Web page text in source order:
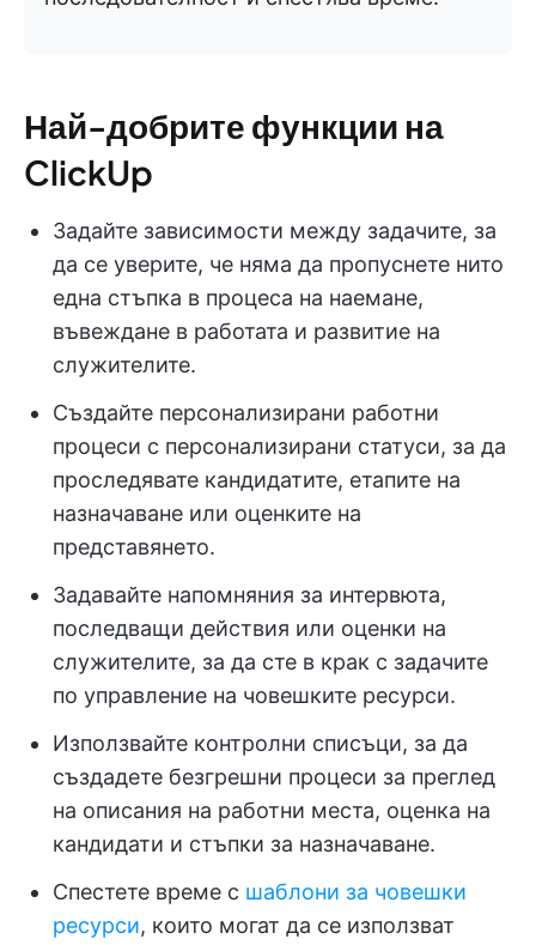
Най-добрите функции на
ClickUp
Задайте зависимости между задачите, за
да се уверите, че няма да пропуснете нито
една стъпка в процеса на наемане,
въвеждане в работата и развитие на
служителите.
Създайте персонализирани работни
процеси с персонализирани статуси, за да
проследявате кандидатите, етапите на
назначаване или оценките на
представянето.
Задавайте напомняния за интервюта,
последващи действия или оценки на
служителите, за да сте в крак с задачите
по управление на човешките ресурси.
Използвайте контролни списъци, за да
създадете безгрешни процеси за преглед
на описания на работни места, оценка на
кандидати и стъпки за назначаване.
Спестете време с шаблони за човешки
ресурси, които могат да се използват